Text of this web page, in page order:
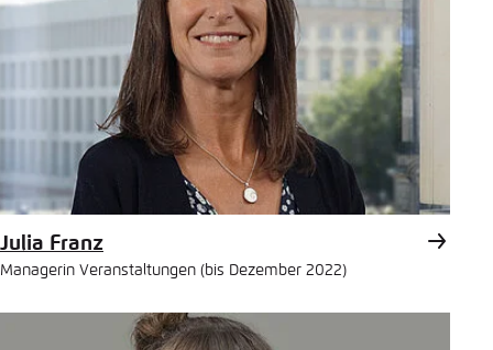
Julia Franz
Managerin Veranstaltungen (bis Dezember 2022)